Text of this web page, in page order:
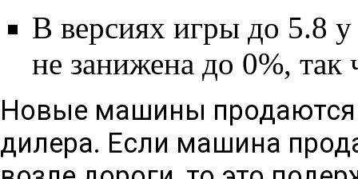
В версиях игры до 5.8 у
не занижена до 0%, так
Новые машины продаются
дилера. Если машина